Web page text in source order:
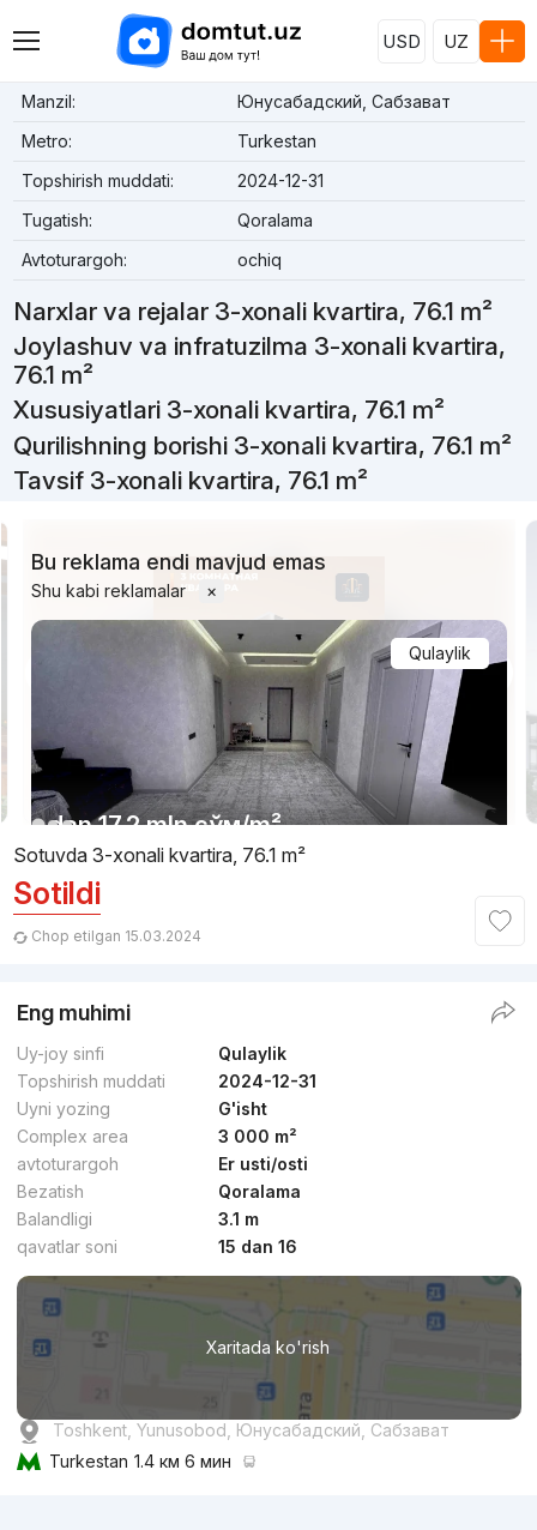
USD UZ
Manzil:
Юнусабадский, Сабзават
Metro:
Turkestan
Topshirish muddati:
2024-12-31
Tugatish:
Qoralama
Avtoturargoh:
ochiq
Narxlar va rejalar 3-xonali kvartira, 76.1 m²
Joylashuv va infratuzilma 3-xonali kvartira,
76.1 m²
Xususiyatlari 3-xonali kvartira, 76.1 m²
Qurilishning borishi 3-xonali kvartira, 76.1 m²
Tavsif 3-xonali kvartira, 76.1 m²
Bu reklama endi mavjud emas
Shu kabi reklamalar ×
Qulaylik
dan17.2 mln сўм/m²
Topshirildi 2025
3-xonali kvartira, 78 m²
dan сўм/m²
Topshirildi 2025,Александр
3-xonali kvartira, 80 m²
+998 (77) 308...
Qulaylik
1/16
Sotuvda 3-xonali kvartira, 76.1 m²
Sotildi
Chop etilgan 15.03.2024
Eng muhimi
Uy-joy sinfi
Qulaylik
Topshirish muddati
2024-12-31
Uyni yozing
G'isht
Complex area
3 000 m²
avtoturargoh
Er usti/osti
Bezatish
Qoralama
Balandligi
3.1 m
qavatlar soni
15 dan 16
Xaritada ko'rish
Toshkent, Yunusobod, Юнусабадский, Сабзават
Turkestan 1.4 км 6 мин